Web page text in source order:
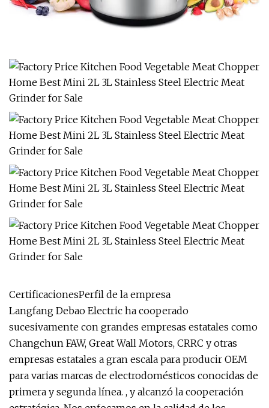
CertificacionesPerfil de la empresa
Langfang Debao Electric ha cooperado
sucesivamente con grandes empresas estatales como
Changchun FAW, Great Wall Motors, CRRC y otras
empresas estatales a gran escala para producir OEM
para varias marcas de electrodomésticos conocidas de
primera y segunda línea. , y alcanzó la cooperación